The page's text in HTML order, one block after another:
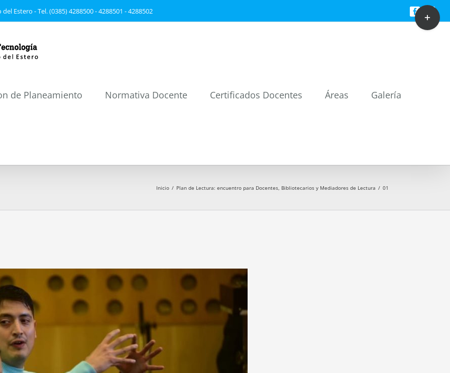
Estero - Tel. (0385) 4288500 - 4288501 - 4288502 Facebook
de Planeamiento Normativa Docente Certificados Docentes Áreas Galería
Inicio / Plan de Lectura: encuentro para Docentes, Bibliotecarios y Mediadores de Lectura / 01
Toggle
Sliding